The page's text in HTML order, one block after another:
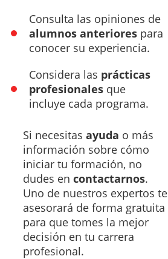
Consulta las opiniones de
alumnos anteriores para
conocer su experiencia.
Considera las prácticas
profesionales que
incluye cada programa.
Si necesitas ayuda o más
información sobre cómo
iniciar tu formación, no
dudes en contactarnos.
Uno de nuestros expertos te
asesorará de forma gratuita
para que tomes la mejor
decisión en tu carrera
profesional.